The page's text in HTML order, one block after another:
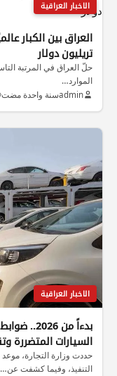
الاخبار العراقية
تريليون دولار
حلّ العراق في المرتبة
الموارد…
adminسنة واحدة مضت
الاخبار العراقية
السيارات المتضررة
حددت وزارة التجارة، موعد
التنفيذ، وفيما كشفت عن…